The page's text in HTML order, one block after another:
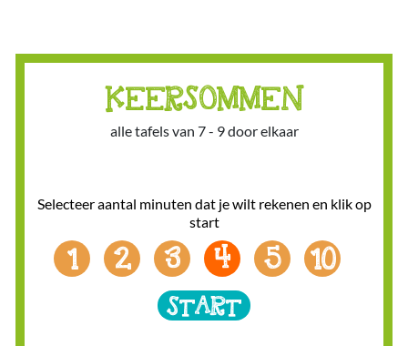
KEERSOMMEN
alle tafels van 7 - 9 door elkaar